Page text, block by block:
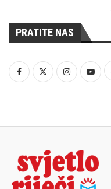
PRATITE NAS